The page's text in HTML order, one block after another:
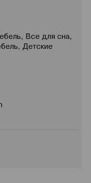
Все для сна,
Детские